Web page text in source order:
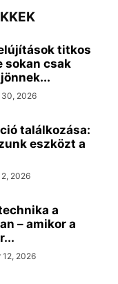
titkos
sokan csak
30, 2026
találkozása:
eszközt a
2026
a
– amikor a
12, 2026